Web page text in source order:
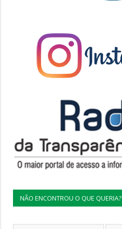
NÃO ENCONTROU O QUE QUERIA?